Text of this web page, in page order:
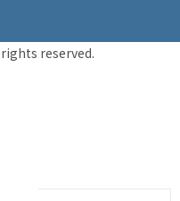
reserved.